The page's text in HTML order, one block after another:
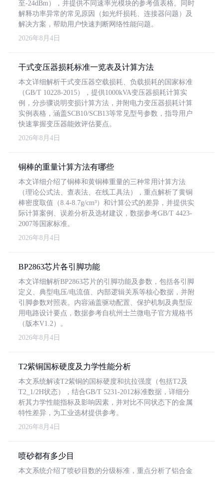
至-24dBm），并提供不同速率光模块的参考值表格。同时
解释功率异常的常见原因（如光纤损耗、连接器问题）及
解决方案，帮助用户快速判断网络性能问题。
2026年8月4日
干式变压器损耗标准一览表及计算方法
本文详细解析干式变压器空载损耗、负载损耗的国家标准
（GB/T 10228-2015），提供1000kVA变压器损耗计算实
例，分步骤说明变损计算方法，并附电力变压器损耗计算
实例表格，涵盖SCB10/SCB13等常见型号参数，指导用户
快速掌握变压器能效评估要点。
2026年8月4日
铜棒的重量计算方法有哪些
本文详细介绍了铜棒和黄铜棒重量的三种常用计算方法
（理论公式法、查表法、在线工具法），重点解析了黄铜
棒密度取值（8.4-8.7g/cm³）和计算公式的差异，并提供实
际计算案例、误差分析及选材建议，数据参考GB/T 4423-
2007等国家标准。
2026年8月4日
BP2863芯片各引脚功能
本文详细解析BP2863芯片的引脚功能及参数，包括各引脚
定义、典型电压/电流值、内部逻辑关系等核心数据，并附
引脚参数对照表。内容涵盖驱动配置、保护机制及典型应
用电路设计要点，数据参考自杭州士兰微电子官方规格书
（版本V1.2）。
2026年8月4日
T2紫铜国标硬度及力学性能分析
本文系统解读T2紫铜的国标硬度和抗拉强度（包括T2及
T2_1/2H状态），结合GB/T 5231-2012标准数据，详细分
析其力学性能指标及影响因素，并对比不同状态下的金属
特性差异，为工业选材提供参考。
2026年8月4日
喷砂都有多少目
本文系统介绍了喷砂目数的分级标准，重点分析了铝合金